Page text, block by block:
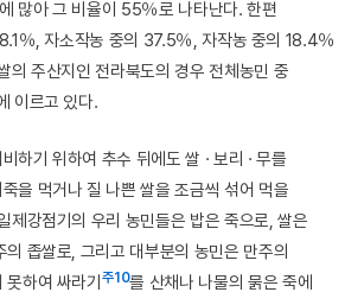
많아 그 비율이 55％로 나타난다. 한편
％, 자소작농 중의 37.5％, 자작농 중의 18.4％
의 주산지인 전라북도의 경우 전체농민 중
이르고 있다.
하기 위하여 추수 뒤에도 쌀 · 보리 · 무를
을 먹거나 질 나쁜 쌀을 조금씩 섞어 먹을
제강점기의 우리 농민들은 밥은 죽으로, 쌀은
의 좁쌀로, 그리고 대부분의 농민은 만주의
못하여 싸라기주10를 산채나 나물의 묽은 죽에